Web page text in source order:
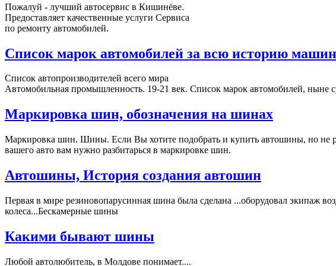
Пожалуй - лучший автосервис в Кишинёве.
Предоставляет качественные услуги Сервиса
по ремонту автомобилей.
Список марок автомобилей за всю историю
Список автопроизводителей всего мира
Автомобильная промышленность. 19-21 век. Список марок автомобилей,
Маркировка шин, обозначения на шинах
Маркировка шин. Шины. Если Вы хотите подобрать и купить автошины, но не
вашего авто вам нужно разбитарься в маркировке шин.
Автошины, История создания автошин
Первая в мире резиновопарусинная шина была сделана ...оборудовал экипаж
колеса...Бескамерные шины
Какими бывают шины
Любой автолюбитель, в Молдове понимает....